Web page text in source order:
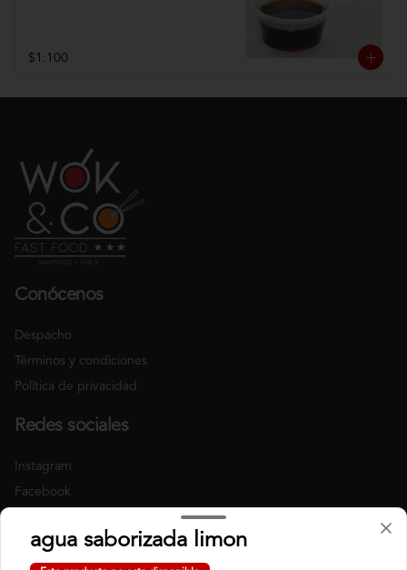
$1.100
Conócenos
Despacho
Términos y condiciones
Política de privacidad
Redes sociales
Instagram
Facebook
Mi cuenta
agua saborizada limon